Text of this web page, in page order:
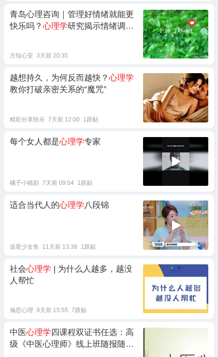
青岛心理咨询｜管理好情绪就能更
快乐吗？心理学研究揭示情绪调节
方知心安 3天前 20:35
越想持久，为何反而越快？心理学
教你打破亲密关系的“魔咒”
精彩分享快乐 7天前 12:00 1跟贴
每个女人都是心理学专家
橘子小猫剧 7天前 09:04 1跟贴
适合当代人的心理学八段锦
追星少女鱼 11天前 13:38 1跟贴
社会心理学 | 为什么人越多，越没
人帮忙
瀚思心理 9天前 15:55 7跟贴
中医心理学四课程双证书任选：高
级《中医心理师》线上班随报随